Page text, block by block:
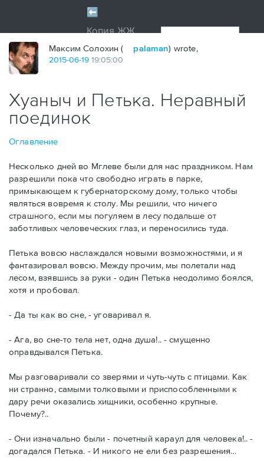
Максим Солохин ( palaman) wrote,
2015-06-19 19:05:00
Хуаныч и Петька. Неравный
поединок
Оглавление
Несколько дней во Мглеве были для нас праздником. Нам
разрешили пока что свободно играть в парке,
примыкающем к губернаторскому дому, только чтобы
являться вовремя к столу. Мы решили, что ничего
страшного, если мы погуляем в лесу подальше от
заботливых человеческих глаз, и переносились туда.
Петька вовсю наслаждался новыми возможностями, и я
фантазировал вовсю. Между прочим, мы полетали над
лесом, взявшись за руки - один Петька неодолимо боялся,
хотя и пробовал.
- Да ты как во сне, - уговаривал я.
- Ага, во сне-то тела нет, одна душа!.. - смущенно
оправдывался Петька.
Мы разговаривали со зверями и чуть-чуть с птицами. Как
ни странно, самыми толковыми и приспособленными к
дару речи оказались хищники, особенно крупные.
Почему?..
- Они изначально были - почетный караул для человека!.. -
догадался Петька. - И никого не ели без разрешения…